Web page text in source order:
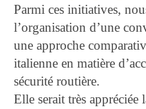
Parmi ces initiatives,
l’organisation d’une
une approche
italienne en matière
sécurité routière.
Elle serait très appréciée